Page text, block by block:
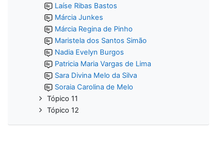
Laíse Ribas Bastos
Márcia Junkes
Márcia Regina de Pinho
Maristela dos Santos Simão
Nadia Evelyn Burgos
Patricia Maria Vargas de Lima
Sara Divina Melo da Silva
Soraia Carolina de Melo
Tópico 11
Tópico 12